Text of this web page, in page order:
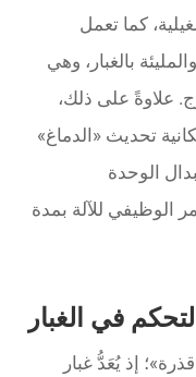
كما تعمل
بالغبار، وهي
علاوةً على ذلك،
تحديث «الدماغ»
الوحدة
الوظيفي للآلة بمدة
في الغبار
إذ يُعَدُّ غبار